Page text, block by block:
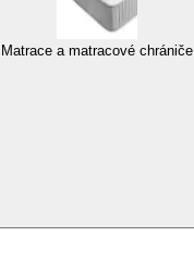
Matrace a matracové chrániče